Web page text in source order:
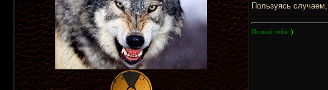
Пользуясь
Познай себя :)